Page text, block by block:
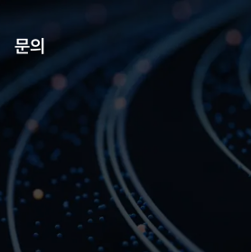
문의
온라인문의
찾아오시는길